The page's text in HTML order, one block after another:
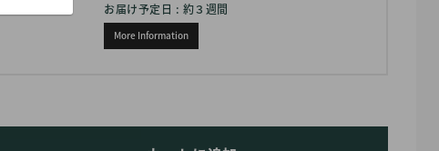
お届け予定日 : 約３週間
More Information